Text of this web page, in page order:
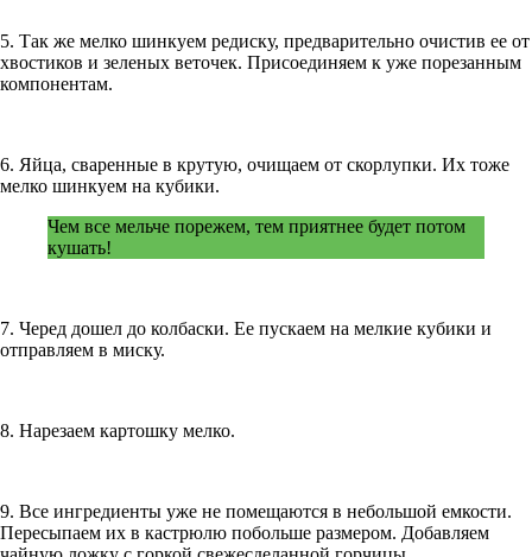
5. Так же мелко шинкуем редиску, предварительно очистив ее от
хвостиков и зеленых веточек. Присоединяем к уже порезанным
компонентам.
6. Яйца, сваренные в крутую, очищаем от скорлупки. Их тоже
мелко шинкуем на кубики.
Чем все мельче порежем, тем приятнее будет потом
кушать!
7. Черед дошел до колбаски. Ее пускаем на мелкие кубики и
отправляем в миску.
8. Нарезаем картошку мелко.
9. Все ингредиенты уже не помещаются в небольшой емкости.
Пересыпаем их в кастрюлю побольше размером. Добавляем